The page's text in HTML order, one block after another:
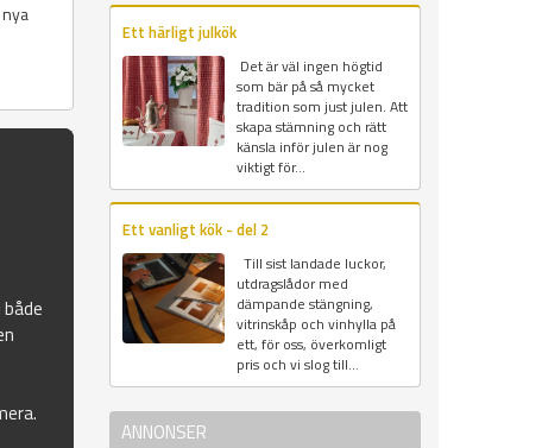
Ett härligt julkök
Det är väl ingen högtid
som bär på så mycket
tradition som just julen. Att
skapa stämning och rätt
känsla inför julen är nog
viktigt för...
Ett vanligt kök - del 2
Till sist landade luckor,
utdragslådor med
dämpande stängning,
vitrinskåp och vinhylla på
ett, för oss, överkomligt
pris och vi slog till...
ANNONSER